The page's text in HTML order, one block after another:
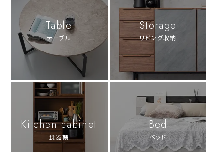
Table
テーブル
Storage
リビング収納
Kitchen cabinet
食器棚
Bed
ベッド